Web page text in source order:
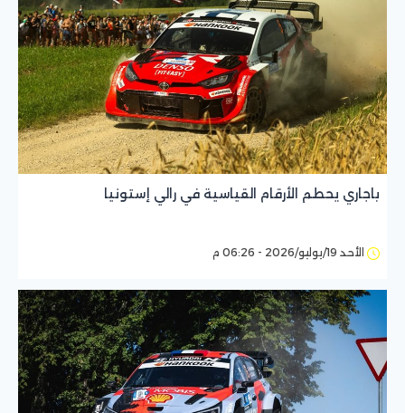
باجاري يحطم الأرقام القياسية في رالي إستونيا
الأحد 19/يوليو/2026 - 06:26 م